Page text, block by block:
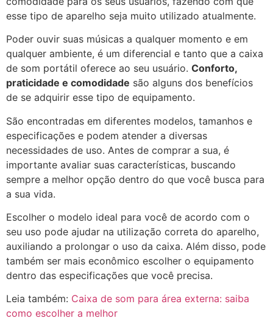
esse tipo de aparelho seja muito utilizado atualmente.
Poder ouvir suas músicas a qualquer momento e em
qualquer ambiente, é um diferencial e tanto que a caixa
de som portátil oferece ao seu usuário. Conforto,
praticidade e comodidade são alguns dos benefícios
de se adquirir esse tipo de equipamento.
São encontradas em diferentes modelos, tamanhos e
especificações e podem atender a diversas
necessidades de uso. Antes de comprar a sua, é
importante avaliar suas características, buscando
sempre a melhor opção dentro do que você busca para
a sua vida.
Escolher o modelo ideal para você de acordo com o
seu uso pode ajudar na utilização correta do aparelho,
auxiliando a prolongar o uso da caixa. Além disso, pode
também ser mais econômico escolher o equipamento
dentro das especificações que você precisa.
Leia também: Caixa de som para área externa: saiba
como escolher a melhor